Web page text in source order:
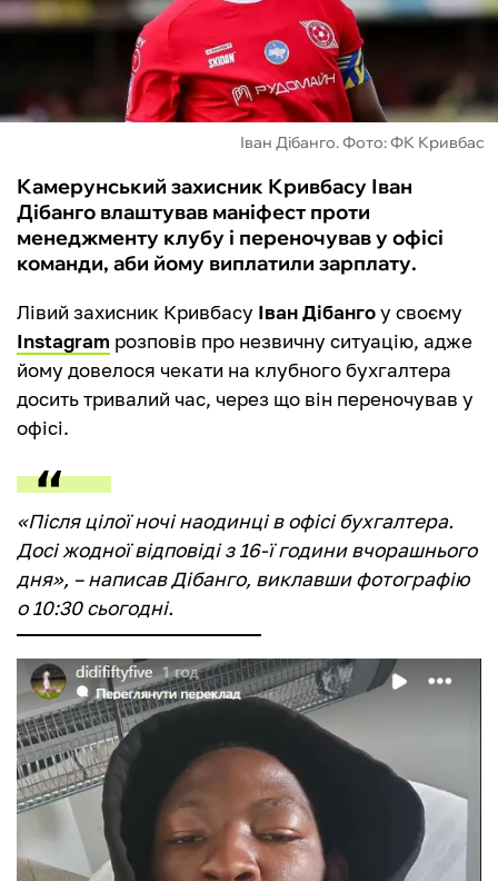
ІНШІ
БУКМЕКЕРИ
Іван Дібанго. Фото: ФК Кривбас
Камерунський захисник Кривбасу Іван
Дібанго влаштував маніфест проти
менеджменту клубу і переночував у офісі
команди, аби йому виплатили зарплату.
Лівий захисник Кривбасу Іван Дібангоу своєму
Instagram розповів про незвичну ситуацію, адже
йому довелося чекати на клубного бухгалтера
досить тривалий час, через що він переночував у
офісі.
«Після цілої ночі наодинці в офісі бухгалтера.
Досі жодної відповіді з 16-ї години вчорашнього
дня», – написав Дібанго, виклавши фотографію
о 10:30 сьогодні.